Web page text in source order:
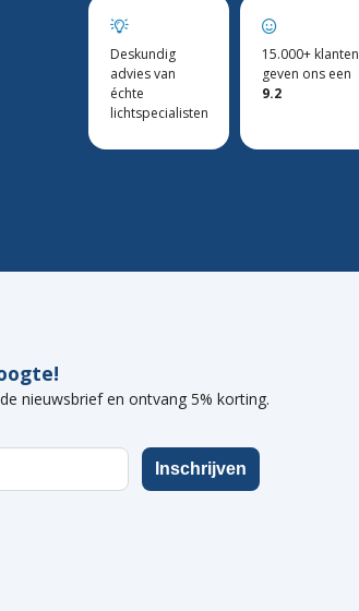
Deskundig
advies van
échte
lichtspecialisten
15.000+ klanten
geven ons een
9.2
nieuwsbrief en ontvang 5% korting.
Inschrijven